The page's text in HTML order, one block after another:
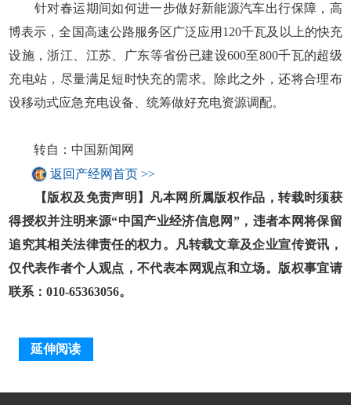
针对春运期间如何进一步做好新能源汽车出行保障，高
博表示，全国高速公路服务区广泛应用120千瓦及以上的快充
设施，浙江、江苏、广东等省份已建设600至800千瓦的超级
充电站，尽量满足短时快充的需求。除此之外，还将合理布
设移动式应急充电设备、统筹做好充电资源调配。
转自：中国新闻网
返回产经网首页 >>
【版权及免责声明】凡本网所属版权作品，转载时须获
得授权并注明来源“中国产业经济信息网”，违者本网将保留
追究其相关法律责任的权力。凡转载文章及企业宣传资讯，
仅代表作者个人观点，不代表本网观点和立场。版权事宜请
联系：010-65363056。
延伸阅读